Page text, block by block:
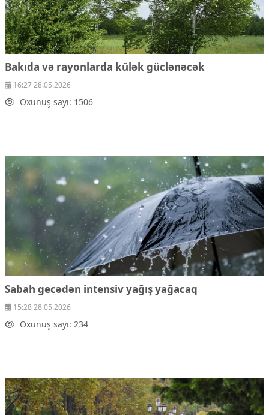
Bakıda və rayonlarda külək güclənəcək
16:27 28.05.2026
Oxunuş sayı: 1506
Sabah gecədən intensiv yağış yağacaq
15:28 28.05.2026
Oxunuş sayı: 234